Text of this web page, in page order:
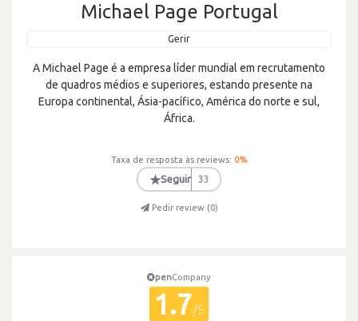
Michael Page Portugal
Gerir
A Michael Page é a empresa líder mundial em recrutamento
de quadros médios e superiores, estando presente na
Europa continental, Ásia-pacífico, América do norte e sul,
África.
Taxa de resposta às reviews: 0%
★Seguir 33
Pedir review (0)
penCompany
1.7/5